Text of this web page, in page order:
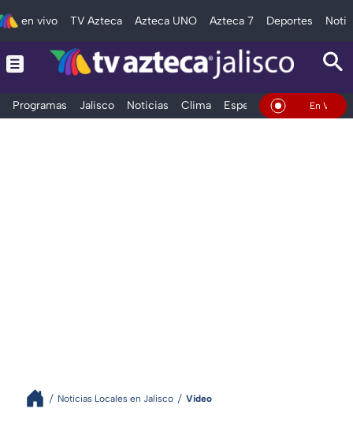
en vivo TV Azteca Azteca UNO Azteca 7 Deportes
Programas Jalisco Noticias Clima Espectáculos Deportes
En Vivo
Noticias Locales en Jalisco Video